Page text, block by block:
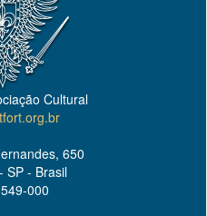
Cultural
650
SP - Brasil
000